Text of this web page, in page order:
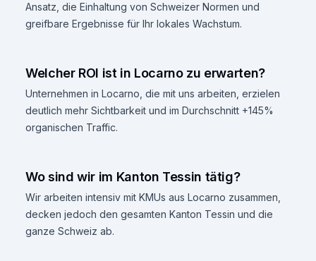
Ansatz, die Einhaltung von Schweizer Normen und
greifbare Ergebnisse für Ihr lokales Wachstum.
Welcher ROI ist in Locarno zu erwarten?
Unternehmen in Locarno, die mit uns arbeiten, erzielen
deutlich mehr Sichtbarkeit und im Durchschnitt +145%
organischen Traffic.
Wo sind wir im Kanton Tessin tätig?
Wir arbeiten intensiv mit KMUs aus Locarno zusammen,
decken jedoch den gesamten Kanton Tessin und die
ganze Schweiz ab.